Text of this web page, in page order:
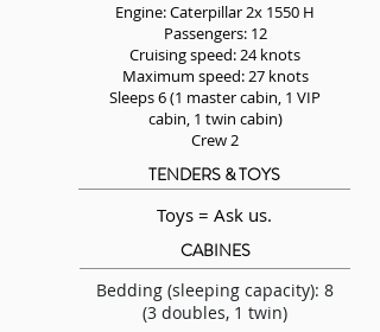
Engine: Caterpillar 2x 1550 H
Passengers: 12
Cruising speed: 24 knots
Maximum speed: 27 knots
Sleeps 6 (1 master cabin, 1 VIP
cabin, 1 twin cabin)
Crew 2
TENDERS & TOYS
Toys = Ask us.
CABINES
Bedding (sleeping capacity): 8
(3 doubles, 1 twin)